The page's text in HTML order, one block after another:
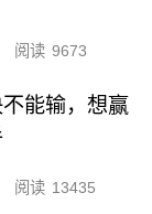
阅读 9673
能输，想赢
阅读 13435